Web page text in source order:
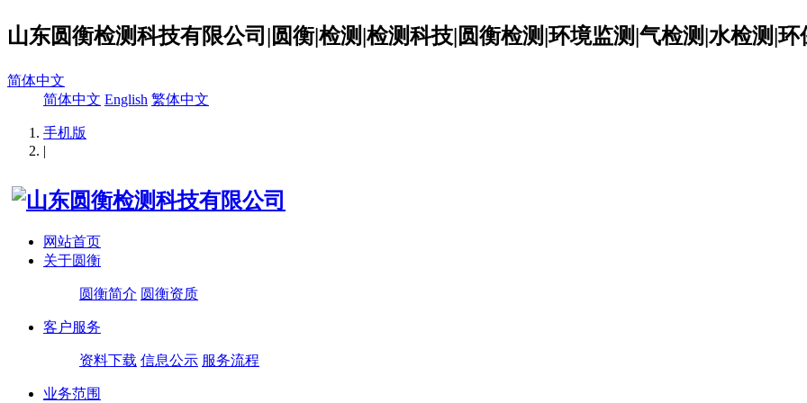
山东圆衡检测科技有限公司|圆衡|检测|检测科技|圆衡检测|环境监测|气检测|水检测|环
简体中文
简体中文 English 繁体中文
手机版
|
网站首页
关于圆衡
圆衡简介 圆衡资质
客户服务
资料下载 信息公示 服务流程
业务范围